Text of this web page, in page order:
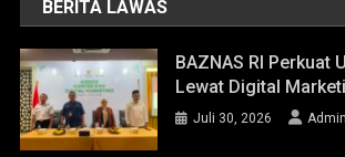
BERITA LAWAS
BAZNAS RI Perkuat
Lewat Digital
Juli 30, 2026 Admin